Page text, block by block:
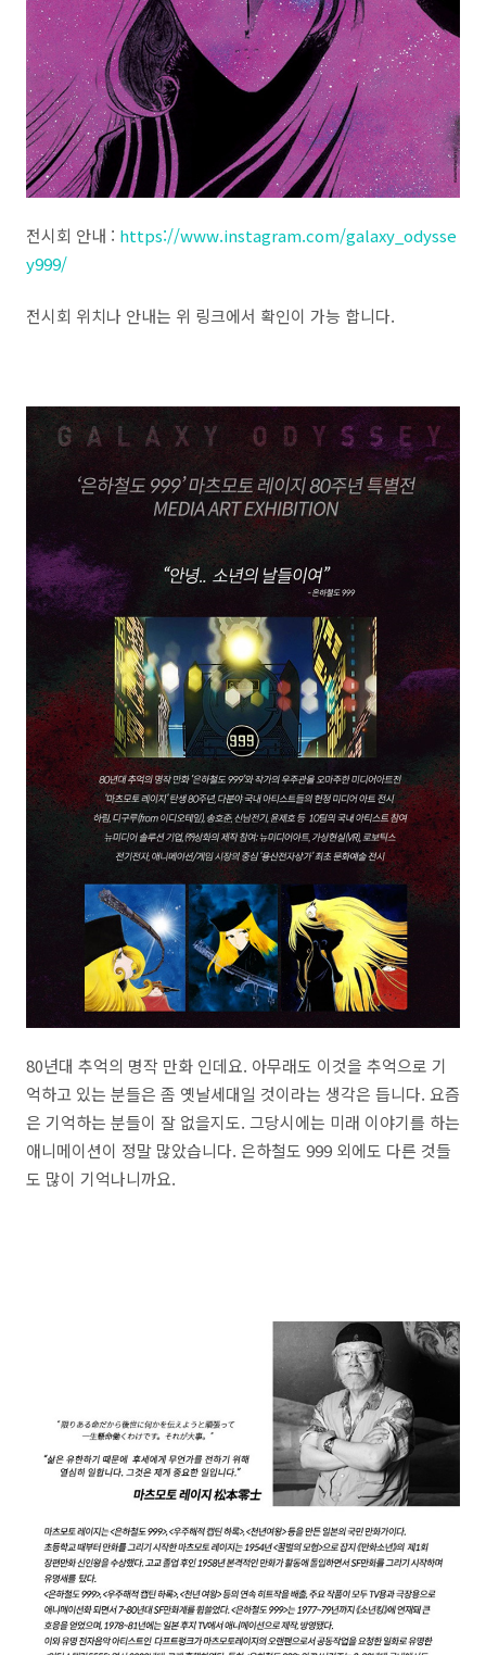
전시회 안내 : https://www.instagram.com/galaxy_odysse
y999/
전시회 위치나 안내는 위 링크에서 확인이 가능 합니다.
80년대 추억의 명작 만화 인데요. 아무래도 이것을 추억으로 기
억하고 있는 분들은 좀 옛날세대일 것이라는 생각은 듭니다. 요즘
은 기억하는 분들이 잘 없을지도. 그당시에는 미래 이야기를 하는
애니메이션이 정말 많았습니다. 은하철도 999 외에도 다른 것들
도 많이 기억나니까요.